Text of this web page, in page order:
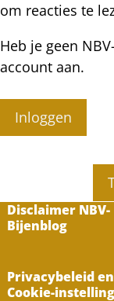
om reacties te
Heb je geen
account aan.
Inloggen
Disclaimer NBV-
Bijenblog
Privacybeleid en
Cookie-